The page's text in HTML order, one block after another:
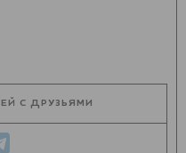
С ДРУЗЬЯМИ